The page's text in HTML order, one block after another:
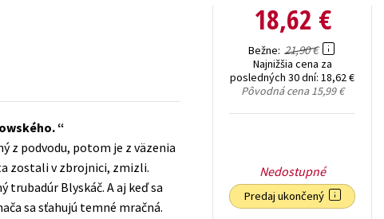
z podvodu, potom je z väzenia
zostali v zbrojnici, zmizli.
Blyskáč. A aj keď sa
sa sťahujú temné mračná.
18,62 €
Bežne 21,90 €
Najnižšia cena za
posledných 30 dní: 18,62 €
Pôvodná cena15,99 €
Nedostupné
Predaj ukončený